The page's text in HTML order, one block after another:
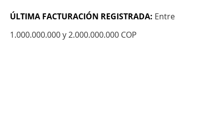
ÚLTIMA FACTURACIÓN REGISTRADA: Entre
1.000.000.000 y 2.000.000.000 COP